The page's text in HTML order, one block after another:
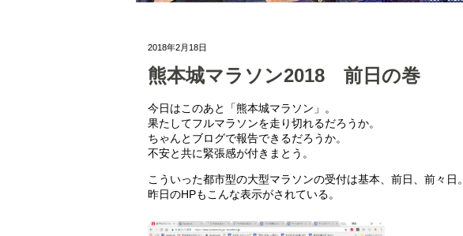
2018年2月18日
熊本城マラソン2018 前日の巻
今日はこのあと「熊本城マラソン」。
果たしてフルマラソンを走り切れるだろうか。
ちゃんとブログで報告できるだろうか。
不安と共に緊張感が付きまとう。
こういった都市型の大型マラソンの受付は基本、前日、前々日。
昨日のHPもこんな表示がされている。